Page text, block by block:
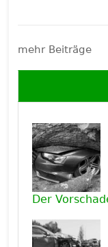
mehr Beiträge
Der